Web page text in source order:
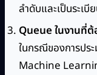
ลำดับและเป็นระเบี
Queue ในงานที่
ในกรณีของการปร
Machine